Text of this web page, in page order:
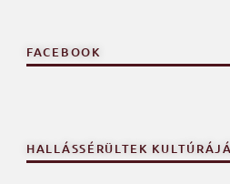
FACEBOOK
HALLÁSSÉRÜLTEK